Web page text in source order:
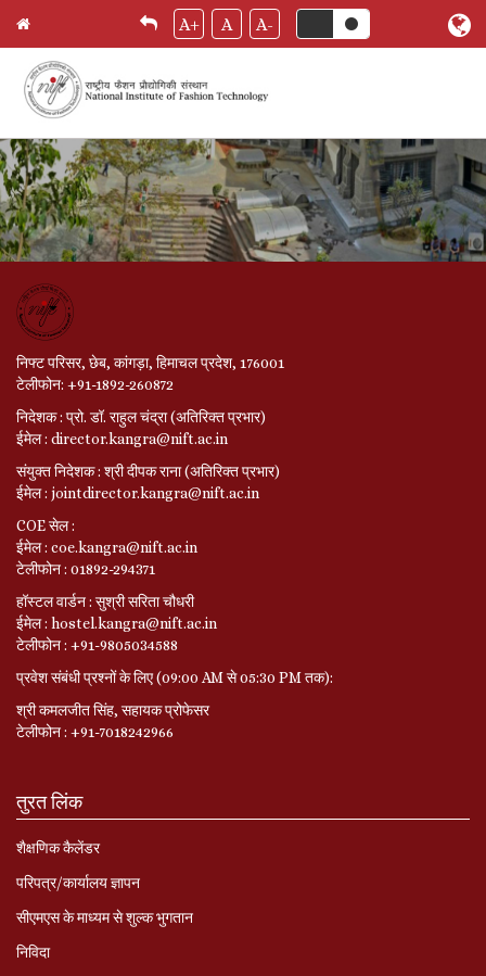
main
content
A+ A A-
Breadcrumb
मुख पृष्ठ
निफ्ट परिसर, छेब, कांगड़ा, हिमाचल प्रदेश, 176001
टेलीफोन: +91-1892-260872
निदेशक : प्रो. डॉ. राहुल चंद्रा (अतिरिक्त प्रभार)
ईमेल : director.kangra@nift.ac.in
संयुक्त निदेशक : श्री दीपक राना (अतिरिक्त प्रभार)
ईमेल : jointdirector.kangra@nift.ac.in
COE सेल :
ईमेल : coe.kangra@nift.ac.in
टेलीफोन : 01892-294371
हॉस्टल वार्डन : सुश्री सरिता चौधरी
ईमेल : hostel.kangra@nift.ac.in
टेलीफोन : +91-9805034588
प्रवेश संबंधी प्रश्नों के लिए (09:00 AM से 05:30 PM तक):
श्री कमलजीत सिंह, सहायक प्रोफेसर
टेलीफोन : +91-7018242966
तुरत लिंक
शैक्षणिक कैलेंडर
परिपत्र/कार्यालय ज्ञापन
सीएमएस के माध्यम से शुल्क भुगतान
निविदा